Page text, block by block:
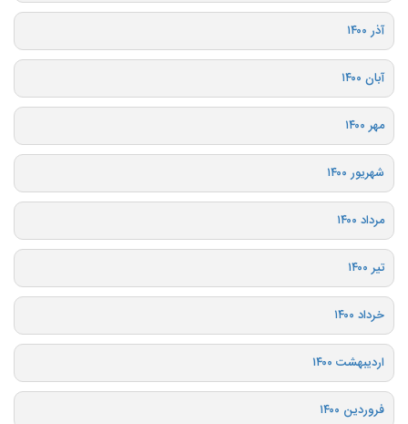
آذر ۱۴۰۰
آبان ۱۴۰۰
مهر ۱۴۰۰
شهریور ۱۴۰۰
مرداد ۱۴۰۰
تیر ۱۴۰۰
خرداد ۱۴۰۰
اردیبهشت ۱۴۰۰
فروردین ۱۴۰۰